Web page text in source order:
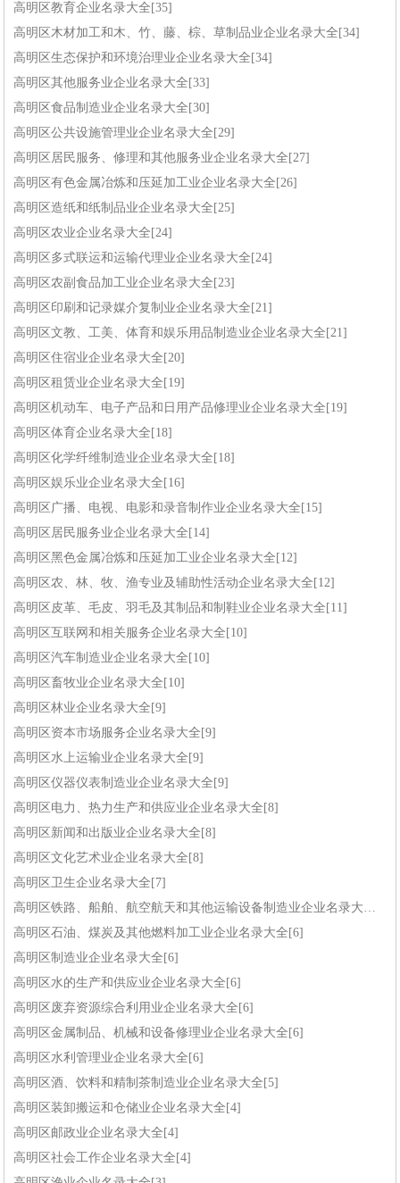
高明区教育企业名录大全[35]
高明区木材加工和木、竹、藤、棕、草制品业企业名录大全[34]
高明区生态保护和环境治理业企业名录大全[34]
高明区其他服务业企业名录大全[33]
高明区食品制造业企业名录大全[30]
高明区公共设施管理业企业名录大全[29]
高明区居民服务、修理和其他服务业企业名录大全[27]
高明区有色金属冶炼和压延加工业企业名录大全[26]
高明区造纸和纸制品业企业名录大全[25]
高明区农业企业名录大全[24]
高明区多式联运和运输代理业企业名录大全[24]
高明区农副食品加工业企业名录大全[23]
高明区印刷和记录媒介复制业企业名录大全[21]
高明区文教、工美、体育和娱乐用品制造业企业名录大全[21]
高明区住宿业企业名录大全[20]
高明区租赁业企业名录大全[19]
高明区机动车、电子产品和日用产品修理业企业名录大全[19]
高明区体育企业名录大全[18]
高明区化学纤维制造业企业名录大全[18]
高明区娱乐业企业名录大全[16]
高明区广播、电视、电影和录音制作业企业名录大全[15]
高明区居民服务业企业名录大全[14]
高明区黑色金属冶炼和压延加工业企业名录大全[12]
高明区农、林、牧、渔专业及辅助性活动企业名录大全[12]
高明区皮革、毛皮、羽毛及其制品和制鞋业企业名录大全[11]
高明区互联网和相关服务企业名录大全[10]
高明区汽车制造业企业名录大全[10]
高明区畜牧业企业名录大全[10]
高明区林业企业名录大全[9]
高明区资本市场服务企业名录大全[9]
高明区水上运输业企业名录大全[9]
高明区仪器仪表制造业企业名录大全[9]
高明区电力、热力生产和供应业企业名录大全[8]
高明区新闻和出版业企业名录大全[8]
高明区文化艺术业企业名录大全[8]
高明区卫生企业名录大全[7]
高明区铁路、船舶、航空航天和其他运输设备制造业企业名录大全[7]
高明区石油、煤炭及其他燃料加工业企业名录大全[6]
高明区制造业企业名录大全[6]
高明区水的生产和供应业企业名录大全[6]
高明区废弃资源综合利用业企业名录大全[6]
高明区金属制品、机械和设备修理业企业名录大全[6]
高明区水利管理业企业名录大全[6]
高明区酒、饮料和精制茶制造业企业名录大全[5]
高明区装卸搬运和仓储业企业名录大全[4]
高明区邮政业企业名录大全[4]
高明区社会工作企业名录大全[4]